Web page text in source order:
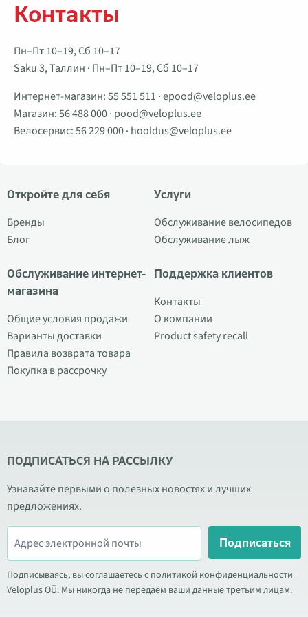
Контакты
Пн–Пт 10–19, Сб 10–17
Saku 3, Таллин · Пн–Пт 10–19, Сб 10–17
Интернет-магазин:55 551 511 ·epood@veloplus.ee
Магазин:56 488 000· pood@veloplus.ee
Велосервис:56 229 000· hooldus@veloplus.ee
Откройте для себя
Бренды
Блог
Обслуживание интернет-
магазина
Общие условия продажи
Варианты доставки
Правила возврата товара
Покупка в рассрочку
Услуги
Обслуживание велосипедов
Обслуживание лыж
Поддержка клиентов
Контакты
О компании
Product safety recall
ПОДПИСАТЬСЯ НА РАССЫЛКУ
Узнавайте первыми о полезных новостях и лучших
предложениях.
Подписаться
Подписываясь, вы соглашаетесь с политикой конфиденциальности
Veloplus OÜ. Мы никогда не передаём ваши данные третьим лицам.